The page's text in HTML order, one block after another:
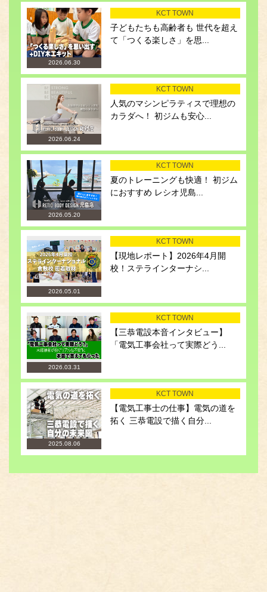
2026.06.30
KCT TOWN
子どもたちも高齢者も 世代を超え
て「つくる楽しさ」を思...
2026.06.24
KCT TOWN
人気のマシンピラティスで理想の
カラダへ！ 初ジムも安心...
2026.05.20
KCT TOWN
夏のトレーニングも快適！ 初ジム
におすすめ レシオ児島...
2026.05.01
KCT TOWN
【現地レポート】2026年4月開
校！ステラインターナシ...
2026.03.31
KCT TOWN
【三恭電設本音インタビュー】
「電気工事会社って実際どう...
2025.08.06
KCT TOWN
【電気工事士の仕事】電気の道を
拓く 三恭電設で描く自分...